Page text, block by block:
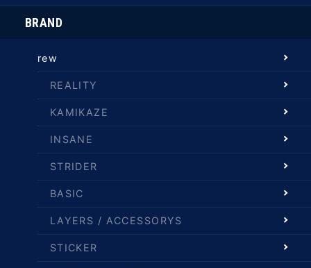
BRAND
rew
REALITY
KAMIKAZE
INSANE
STRIDER
BASIC
LAYERS / ACCESSORYS
STICKER